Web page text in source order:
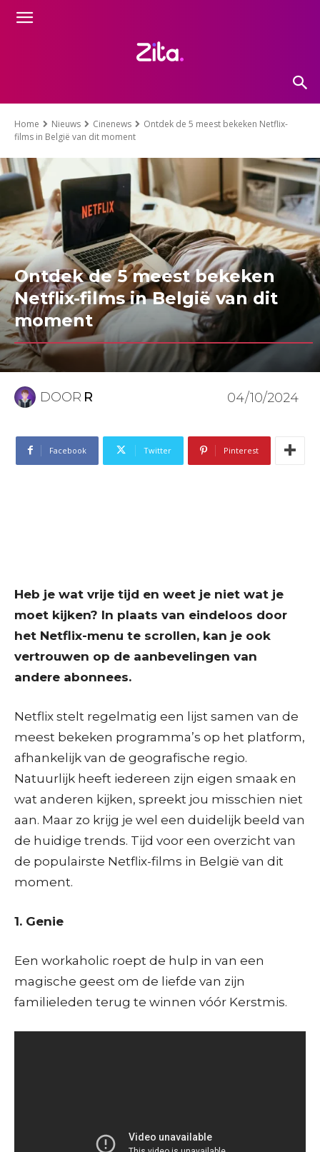
Home Nieuws Cinenews
Ontdek de 5 meest bekeken Netflix-
films in België van dit moment
Ontdek de 5 meest bekeken
Netflix-films in België van dit
moment
DOOR R 04/10/2024
Facebook Twitter Pinterest
Heb je wat vrije tijd en weet je niet wat je
moet kijken? In plaats van eindeloos door
het Netflix-menu te scrollen, kan je ook
vertrouwen op de aanbevelingen van
andere abonnees.
Netflix stelt regelmatig een lijst samen van de
meest bekeken programma’s op het platform,
afhankelijk van de geografische regio.
Natuurlijk heeft iedereen zijn eigen smaak en
wat anderen kijken, spreekt jou misschien niet
aan. Maar zo krijg je wel een duidelijk beeld van
de huidige trends. Tijd voor een overzicht van
de populairste Netflix-films in België van dit
moment.
1. Genie
Een workaholic roept de hulp in van een
magische geest om de liefde van zijn
familieleden terug te winnen vóór Kerstmis.